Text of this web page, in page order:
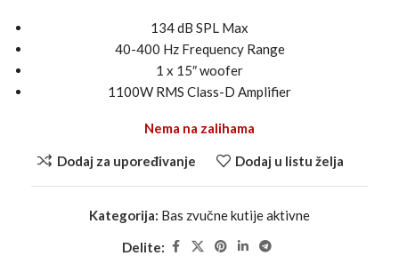
134 dB SPL Max
40-400 Hz Frequency Range
1 x 15″ woofer
1100W RMS Class-D Amplifier
Nema na zalihama
Dodaj za upoređivanje Dodaj u listu želja
Kategorija: Bas zvučne kutije aktivne
Delite: